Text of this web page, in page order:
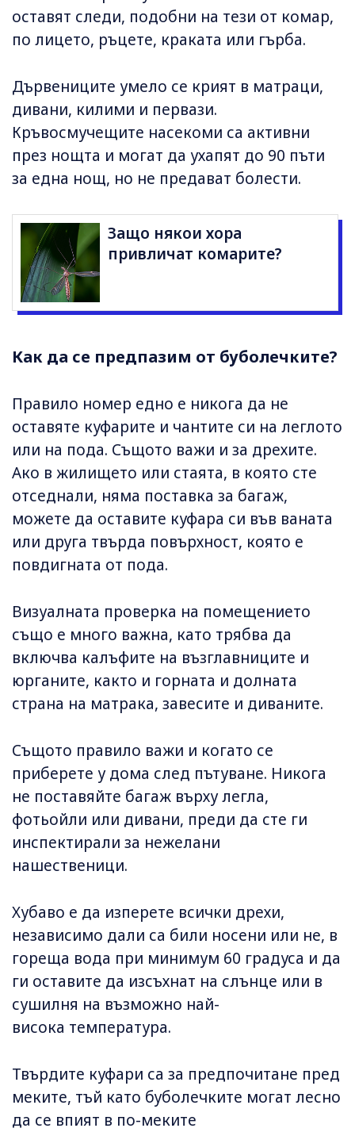
оставят следи, подобни на тези от комар,
по лицето, ръцете, краката или гърба.
Дървениците умело се крият в матраци,
дивани, килими и первази.
Кръвосмучещите насекоми са активни
през нощта и могат да ухапят до 90 пъти
за една нощ, но не предават болести.
Защо някои хора
привличат комарите?
Как да се предпазим от буболечките?
Правило номер едно е никога да не
оставяте куфарите и чантите си на леглото
или на пода. Същото важи и за дрехите.
Ако в жилището или стаята, в която сте
отседнали, няма поставка за багаж,
можете да оставите куфара си във ваната
или друга твърда повърхност, която е
повдигната от пода.
Визуалната проверка на помещението
също е много важна, като трябва да
включва калъфите на възглавниците и
юрганите, както и горната и долната
страна на матрака, завесите и диваните.
Същото правило важи и когато се
приберете у дома след пътуване. Никога
не поставяйте багаж върху легла,
фотьойли или дивани, преди да сте ги
инспектирали за нежелани
нашественици.
Хубаво е да изперете всички дрехи,
независимо дали са били носени или не, в
гореща вода при минимум 60 градуса и да
ги оставите да изсъхнат на слънце или в
сушилня на възможно най-
висока температура.
Твърдите куфари са за предпочитане пред
меките, тъй като буболечките могат лесно
да се впият в по-меките